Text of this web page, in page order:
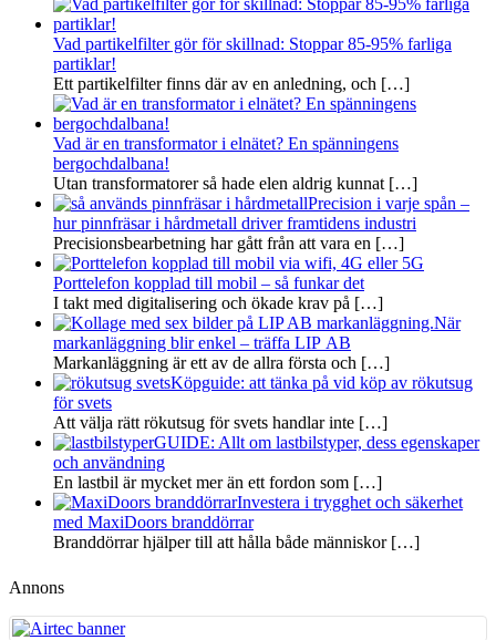
Vad partikelfilter gör för skillnad: Stoppar 85-95% farliga
partiklar!
Ett partikelfilter finns där av en anledning, och […]
Vad är en transformator i elnätet? En spänningens
bergochdalbana!
Utan transformatorer så hade elen aldrig kunnat […]
Precision i varje spån –
hur pinnfräsar i hårdmetall driver framtidens industri
Precisionsbearbetning har gått från att vara en […]
Porttelefon kopplad till mobil – så funkar det
I takt med digitalisering och ökade krav på […]
När
markanläggning blir enkel – träffa LIP AB
Markanläggning är ett av de allra första och […]
Köpguide: att tänka på vid köp av rökutsug
för svets
Att välja rätt rökutsug för svets handlar inte […]
GUIDE: Allt om lastbilstyper, dess egenskaper
och användning
En lastbil är mycket mer än ett fordon som […]
Investera i trygghet och säkerhet
med MaxiDoors branddörrar
Branddörrar hjälper till att hålla både människor […]
Annons